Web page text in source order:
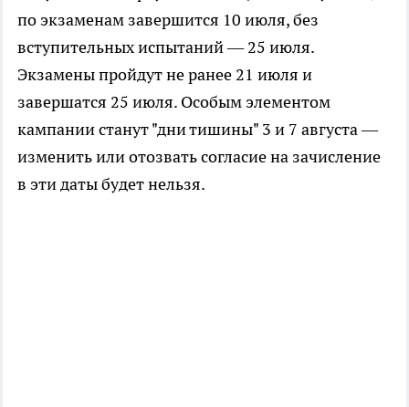
по экзаменам завершится 10 июля, без
вступительных испытаний — 25 июля.
Экзамены пройдут не ранее 21 июля и
завершатся 25 июля. Особым элементом
кампании станут "дни тишины" 3 и 7 августа —
изменить или отозвать согласие на зачисление
в эти даты будет нельзя.